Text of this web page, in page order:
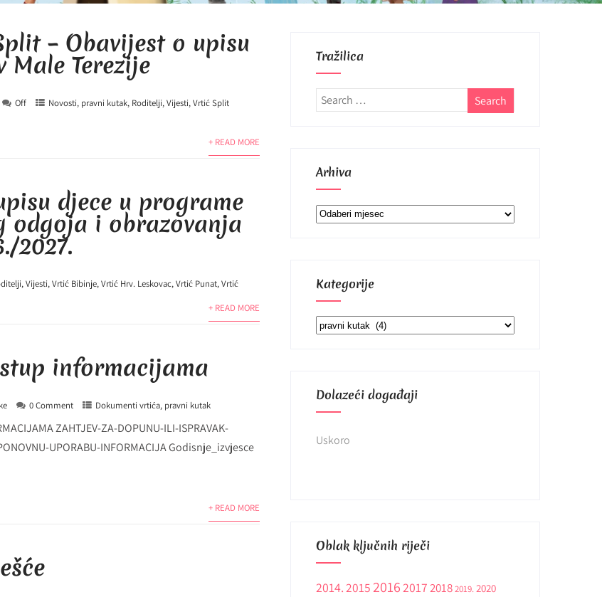
– Obavijest o upisu
Male Terezije
Off Novosti, pravni kutak, Roditelji,Vijesti,Vrtić Split
+ READ MORE
djece u programe
odgoja i obrazovanja
2027.
,Vijesti,Vrtić Bibinje,Vrtić Hrv. Leskovac,Vrtić Punat,Vrtić
+ READ MORE
informacijama
0 Comment Dokumenti vrtića, pravni kutak
ZAHTJEV-ZA-DOPUNU-ILI-ISPRAVAK-
UPORABU-INFORMACIJA Godisnje_izvjesce
+ READ MORE
Tražilica
Arhiva
Arhiva
Kategorije
Kategorije
Dolazeći događaji
Uskoro
Oblak ključnih riječi
2014.20152016201720182019.2020